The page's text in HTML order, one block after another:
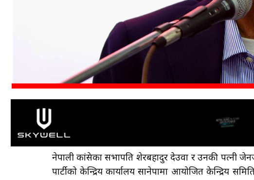
नेपाली कांग्रेसका सभापति शेरबहादुर देउवा र उनकी पत्नी
पार्टीको केन्द्रिय कार्यालय सानेपामा आयोजित केन्द्रिय